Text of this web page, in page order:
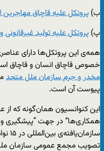
ب) پروتکل علیه قاچاق مهاجرین
پ) پروتکل علیه تولید
همه‌ی این پروتکل‌ها دارای
خصوص قاچاق انسان و قاچاق
مخدر و جرم سازمان ملل متحد
پیوست آن است.
این کنوانسیون همان‌گونه که از
همکاری‌ها” در جهت “پیشگیری و